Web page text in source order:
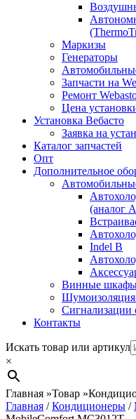
Маркизы
Генераторы
Запчасти на
Ремонт
Цена
Установка Вебасто
Заявка на
Каталог запчастей
Опт
Дополнительное
(аналог
Indel B
Винные
Шумоизоляция
Сигнализации
Контакты
Search
Искать товар или артикул
×
Главная »Товар »
Главная /Кондиционеры /